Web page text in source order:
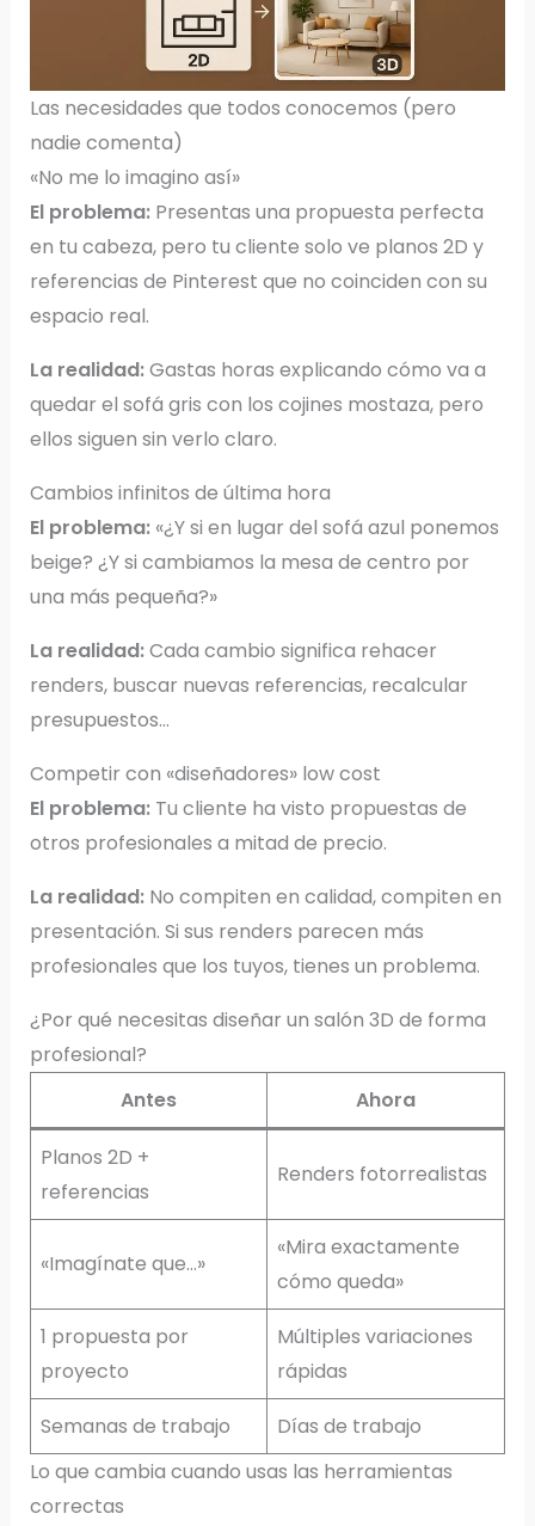
Las necesidades que todos conocemos (pero
nadie comenta)
«No me lo imagino así»
El problema:Presentas una propuesta perfecta
en tu cabeza, pero tu cliente solo ve planos 2D y
referencias de Pinterest que no coinciden con su
espacio real.
La realidad:Gastas horas explicando cómo va a
quedar el sofá gris con los cojines mostaza, pero
ellos siguen sin verlo claro.
Cambios infinitos de última hora
El problema:«¿Y si en lugar del sofá azul ponemos
beige? ¿Y si cambiamos la mesa de centro por
una más pequeña?»
La realidad:Cada cambio significa rehacer
renders, buscar nuevas referencias, recalcular
presupuestos…
Competir con «diseñadores» low cost
El problema:Tu cliente ha visto propuestas de
otros profesionales a mitad de precio.
La realidad:No compiten en calidad, compiten en
presentación. Si sus renders parecen más
profesionales que los tuyos, tienes un problema.
¿Por qué necesitas diseñar un salón 3D de forma
profesional?
Antes
Ahora
Planos 2D +
referencias
Renders fotorrealistas
«Imagínate que…»
«Mira exactamente
cómo queda»
1 propuesta por
proyecto
Múltiples variaciones
rápidas
Semanas de trabajo
Días de trabajo
Lo que cambia cuando usas las herramientas
correctas